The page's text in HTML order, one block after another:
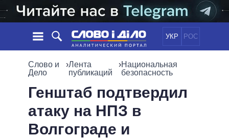
УКР РОС
НОВОСТИ
СТАТЬИ
МНЕНИЯ
ЭКОНОМИКА
ОБЩЕСТВО
МИР
ОБЕЩАНИЯ
ПОЛИТИКИ
ВСЕ ПОЛИТИКИИНФОГРАФИКА
Слово и
Дело
›Лента
публикаций
›Национальная
безопасность
Генштаб подтвердил
атаку на НПЗ в
Волгограде и